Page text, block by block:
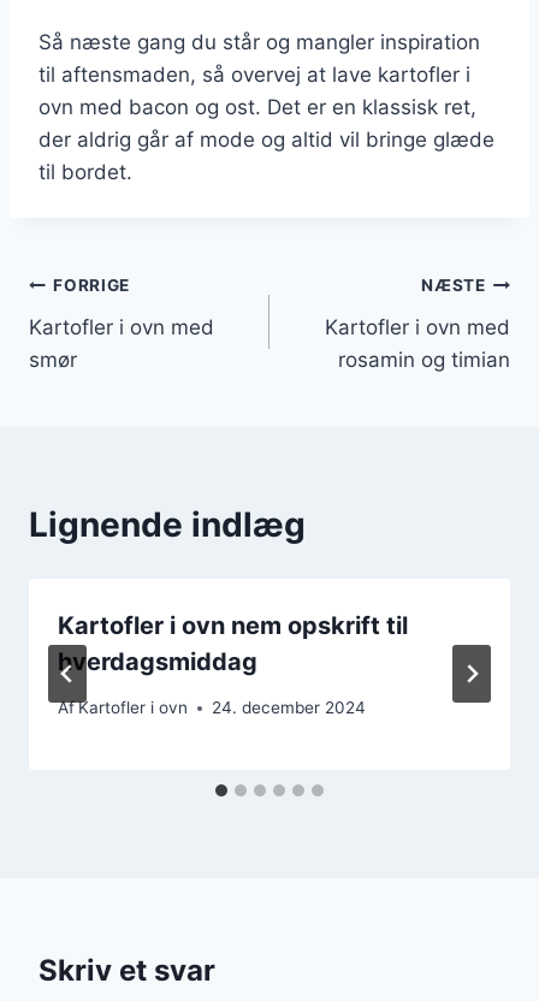
Så næste gang du står og mangler inspiration
til aftensmaden, så overvej at lave kartofler i
ovn med bacon og ost. Det er en klassisk ret,
der aldrig går af mode og altid vil bringe glæde
til bordet.
Indlægsnavigation
FORRIGE
Kartofler i ovn med
smør
NÆSTE
Kartofler i ovn med
rosamin og timian
Lignende indlæg
Kartofler i ovn nem opskrift til
hverdagsmiddag
AfKartofler i ovn 24. december 2024
Skriv et svar